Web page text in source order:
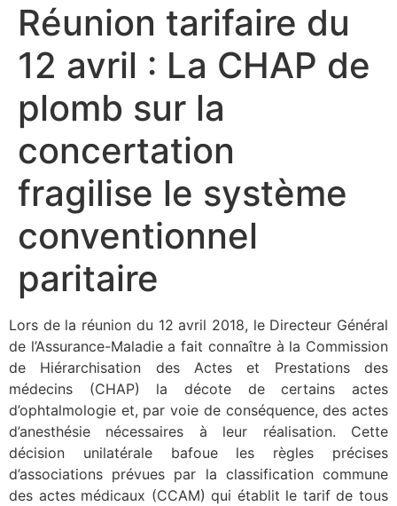
Réunion tarifaire du
12 avril : La CHAP de
plomb sur la
concertation
fragilise le système
conventionnel
paritaire
Lors de la réunion du 12 avril 2018, le Directeur Général
de l’Assurance-Maladie a fait connaître à la Commission
de Hiérarchisation des Actes et Prestations des
médecins (CHAP) la décote de certains actes
d’ophtalmologie et, par voie de conséquence, des actes
d’anesthésie nécessaires à leur réalisation. Cette
décision unilatérale bafoue les règles précises
d’associations prévues par la classification commune
des actes médicaux (CCAM) qui établit le tarif de tous